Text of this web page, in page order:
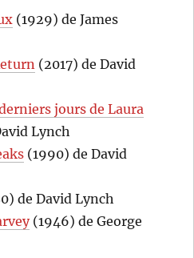
(1929) de James
(2017) de David
jours de Laura
Lynch
(1990) de David
de David Lynch
(1946) de George